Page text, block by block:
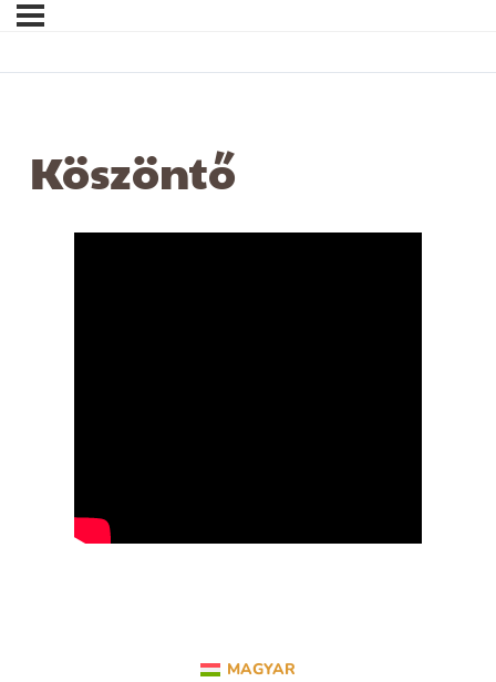
Köszöntő
MAGYAR